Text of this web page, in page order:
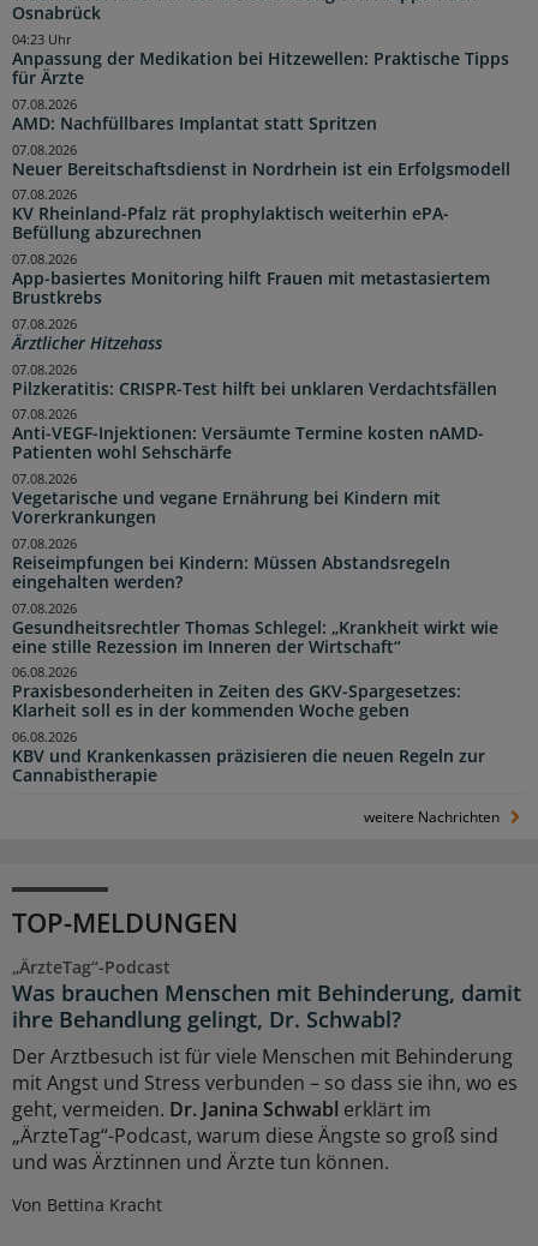
Osnabrück
Anpassung der Medikation bei Hitzewellen: Praktische Tipps
für Ärzte
04:23 Uhr
AMD: Nachfüllbares Implantat statt Spritzen
07.08.2026
Neuer Bereitschaftsdienst in Nordrhein ist ein Erfolgsmodell
07.08.2026
KV Rheinland-Pfalz rät prophylaktisch weiterhin ePA-
Befüllung abzurechnen
07.08.2026
App-basiertes Monitoring hilft Frauen mit metastasiertem
Brustkrebs
07.08.2026
Ärztlicher Hitzehass
07.08.2026
Pilzkeratitis: CRISPR-Test hilft bei unklaren Verdachtsfällen
07.08.2026
Anti-VEGF-Injektionen: Versäumte Termine kosten nAMD-
Patienten wohl Sehschärfe
07.08.2026
Vegetarische und vegane Ernährung bei Kindern mit
Vorerkrankungen
07.08.2026
Reiseimpfungen bei Kindern: Müssen Abstandsregeln
eingehalten werden?
07.08.2026
Gesundheitsrechtler Thomas Schlegel: „Krankheit wirkt wie
eine stille Rezession im Inneren der Wirtschaft“
07.08.2026
Praxisbesonderheiten in Zeiten des GKV-Spargesetzes:
Klarheit soll es in der kommenden Woche geben
06.08.2026
KBV und Krankenkassen präzisieren die neuen Regeln zur
Cannabistherapie
06.08.2026
weitere Nachrichten
TOP-MELDUNGEN
„ÄrzteTag“-Podcast
Was brauchen Menschen mit Behinderung, damit
ihre Behandlung gelingt, Dr. Schwabl?
Der Arztbesuch ist für viele Menschen mit Behinderung
mit Angst und Stress verbunden – so dass sie ihn, wo es
geht, vermeiden. Dr. Janina Schwabl erklärt im
„ÄrzteTag“-Podcast, warum diese Ängste so groß sind
und was Ärztinnen und Ärzte tun können.
Von Bettina Kracht